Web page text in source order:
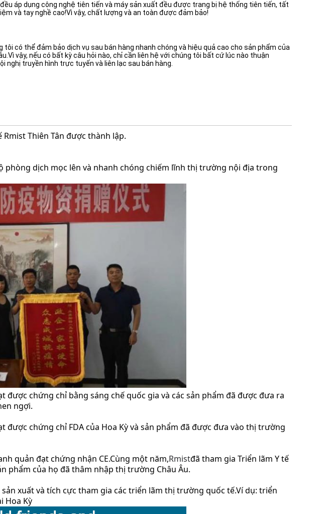
áp dụng công nghệ tiên tiến và máy sản xuất đều được trang bị hệ thống tiên tiến, tất
và tay nghề cao!Vì vậy, chất lượng và an toàn được đảm bảo!
tôi có thể đảm bảo dịch vụ sau bán hàng nhanh chóng và hiệu quả cao cho sản phẩm của
vậy, nếu có bất kỳ câu hỏi nào, chỉ cần liên hệ với chúng tôi bất cứ lúc nào thuận
nghị truyền hình trực tuyến và liên lạc sau bán hàng.
Rmist Thiên Tân được thành lập.
phòng dịch mọc lên và nhanh chóng chiếm lĩnh thị trường nội địa trong
được chứng chỉ bằng sáng chế quốc gia và các sản phẩm đã được đưa ra
ngợi.
được chứng chỉ FDA của Hoa Kỳ và sản phẩm đã được đưa vào thị trường
quản đạt chứng nhận CE.Cùng một năm,Rmistđã tham gia Triển lãm Y tế
phẩm của họ đã thâm nhập thị trường Châu Âu.
xuất và tích cực tham gia các triển lãm thị trường quốc tế.Ví dụ: triển
Hoa Kỳ